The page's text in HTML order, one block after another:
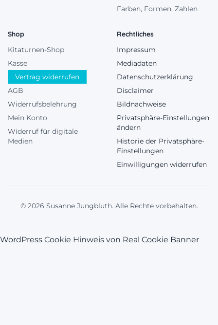
Farben, Formen, Zahlen
Shop
Kitaturnen-Shop
Kasse
Vertrag widerrufen
AGB
Widerrufsbelehrung
Mein Konto
Widerruf für digitale
Medien
Rechtliches
Impressum
Mediadaten
Datenschutzerklärung
Disclaimer
Bildnachweise
Privatsphäre-Einstellungen
ändern
Historie der Privatsphäre-
Einstellungen
Einwilligungen widerrufen
© 2026 Susanne Jungbluth. Alle Rechte vorbehalten.
WordPress Cookie Hinweis von Real Cookie Banner